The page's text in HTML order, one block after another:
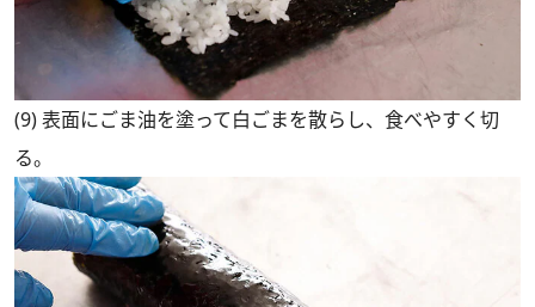
(9) 表面にごま油を塗って白ごまを散らし、食べやすく切
る。